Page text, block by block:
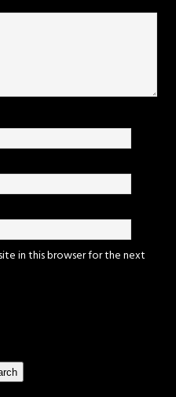
in this browser for the next